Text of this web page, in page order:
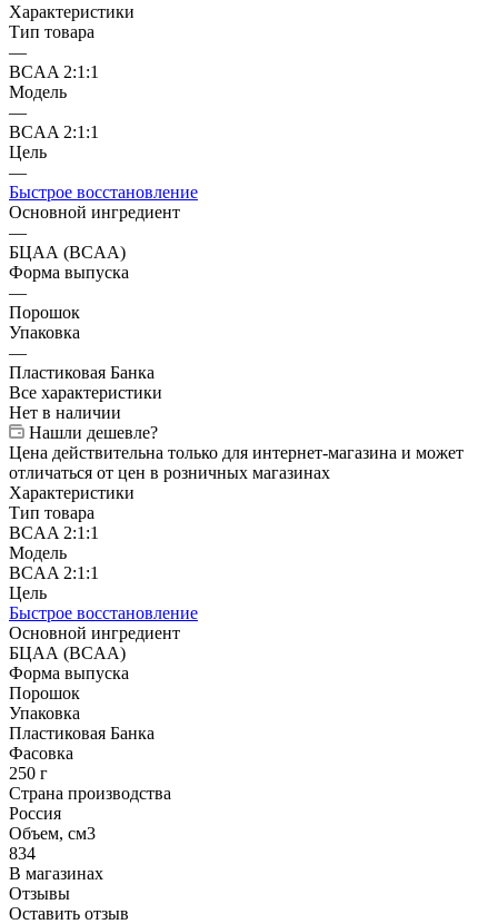
Характеристики
Тип товара
—
BCAA 2:1:1
Модель
—
BCAA 2:1:1
Цель
—
Быстрое восстановление
Основной ингредиент
—
БЦАА (BCAA)
Форма выпуска
—
Порошок
Упаковка
—
Пластиковая Банка
Все характеристики
Нет в наличии
Нашли дешевле?
Цена действительна только для интернет-магазина и может
отличаться от цен в розничных магазинах
Характеристики
Тип товара
BCAA 2:1:1
Модель
BCAA 2:1:1
Цель
Быстрое восстановление
Основной ингредиент
БЦАА (BCAA)
Форма выпуска
Порошок
Упаковка
Пластиковая Банка
Фасовка
250 г
Страна производства
Россия
Объем, см3
834
В магазинах
Отзывы
Оставить отзыв